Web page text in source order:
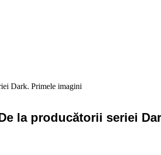
Dark. Primele imagini
la producătorii seriei